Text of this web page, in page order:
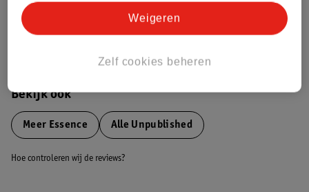
Bekijk ook
Meer Essence Alle Unpublished
Hoe controleren wij de reviews?
Zelf cookies beheren
Weigeren